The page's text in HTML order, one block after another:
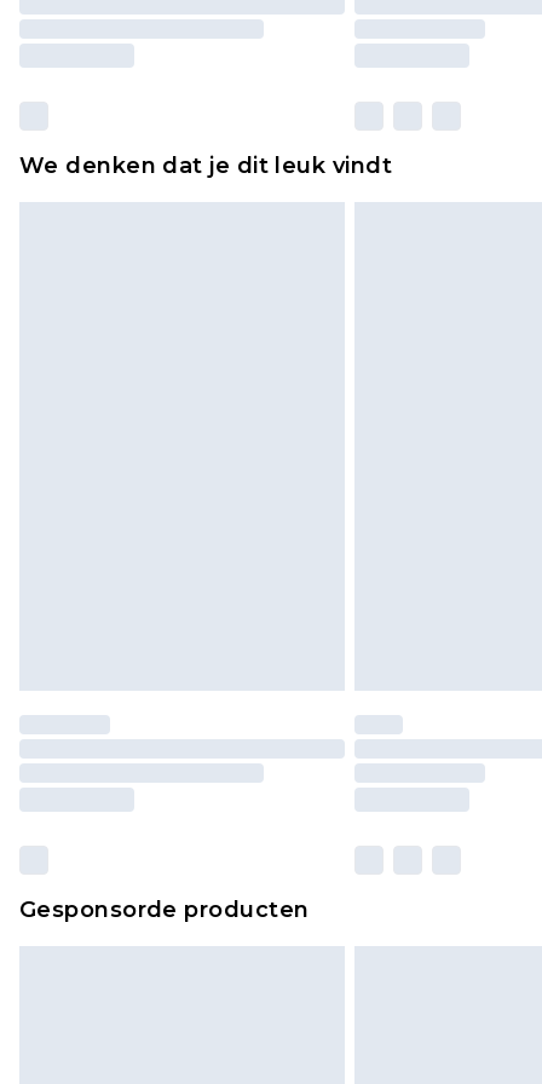
We denken dat je dit leuk vindt
Gesponsorde producten